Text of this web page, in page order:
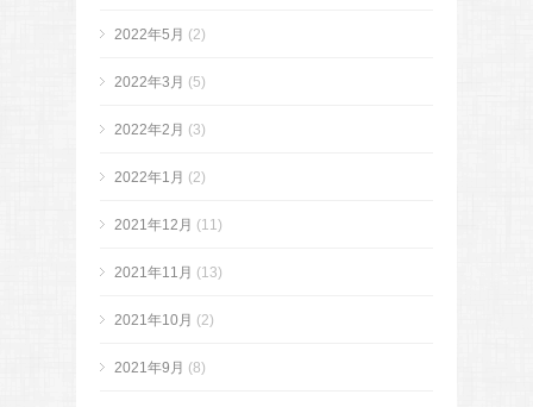
2022年5月 (2)
2022年3月 (5)
2022年2月 (3)
2022年1月 (2)
2021年12月 (11)
2021年11月 (13)
2021年10月 (2)
2021年9月 (8)